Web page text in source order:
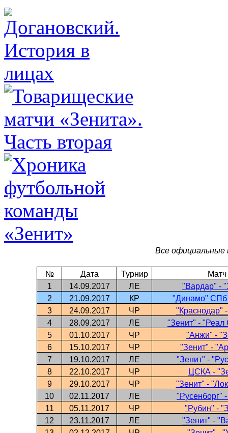
Все официальные
№ Дата Турнир
Матч
1
14.09.2017 ЛЕ
"Вардар" -
2
21.09.2017 КР
"Динамо" СПб
3
24.09.2017 ЧР
"Краснодар"
4
28.09.2017 ЛЕ
"Зенит" - "Реал
5
01.10.2017 ЧР
"Анжи" -
6
15.10.2017 ЧР
"Зенит" -
7
19.10.2017 ЛЕ
"Зенит" -
8
22.10.2017 ЧР
ЦСКА -
9
29.10.2017 ЧР
"Зенит" -
10
02.11.2017 ЛЕ
"Русенборг"
11
05.11.2017 ЧР
"Рубин" -
12
23.11.2017 ЛЕ
"Зенит" -